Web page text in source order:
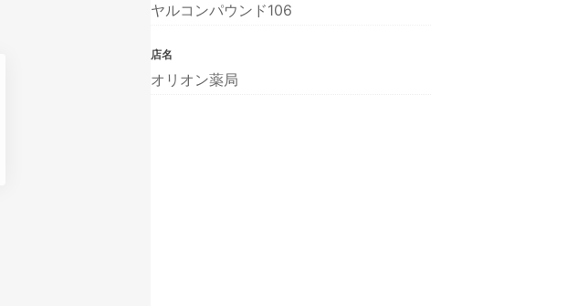
ヤルコンパウンド106
店名
オリオン薬局